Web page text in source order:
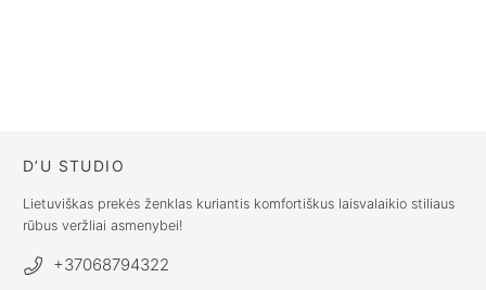
D’U STUDIO
Lietuviškas prekės ženklas kuriantis komfortiškus laisvalaikio stiliaus
rūbus veržliai asmenybei!
+37068794322